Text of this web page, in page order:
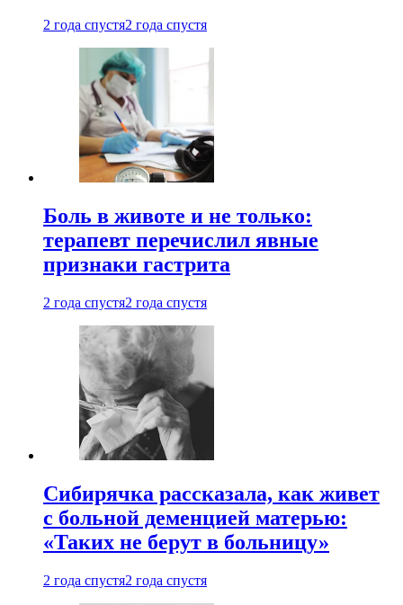
2 года спустя2 года спустя
Боль в животе и не только:
терапевт перечислил явные
признаки гастрита
2 года спустя2 года спустя
Сибирячка рассказала, как живет
с больной деменцией матерью:
«Таких не берут в больницу»
2 года спустя2 года спустя